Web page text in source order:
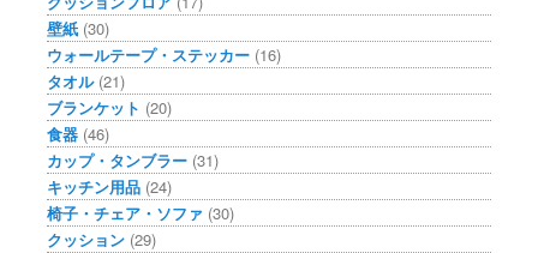
壁紙 (30)
ウォールテープ・ステッカー (16)
タオル(21)
ブランケット (20)
食器 (46)
カップ・タンブラー (31)
キッチン用品 (24)
椅子・チェア・ソファ (30)
クッション (29)